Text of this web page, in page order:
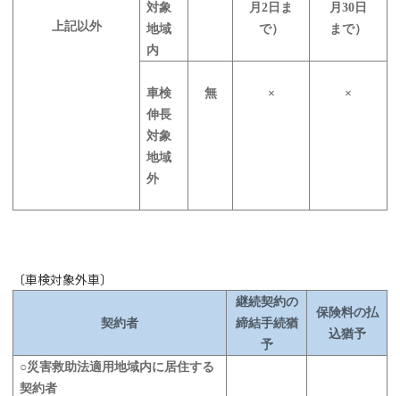
上記以外
対象
地域
内
月2日ま
で）
月30日
まで）
車検
伸長
対象
地域
外
無 × ×
〔車検対象外車〕
契約者
継続契約の
締結手続猶
予
保険料の払
込猶予
○災害救助法適用地域内に居住する
契約者